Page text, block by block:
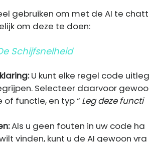
gebruiken om met de AI te chatt
om deze te doen:
Schijfsnelheid
U kunt elke regel code uitleg
Selecteer daarvoor gewoo
of functie, en typ “ Leg deze functi
Als u geen fouten in uw code ha
vinden, kunt u de AI gewoon vra